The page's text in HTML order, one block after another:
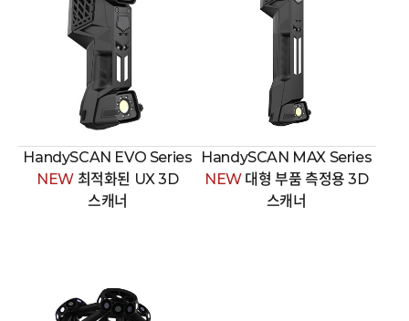
HandySCAN EVO Series
NEW 최적화된 UX 3D
스캐너
HandySCAN MAX Series
NEW대형 부품 측정용 3D
스캐너